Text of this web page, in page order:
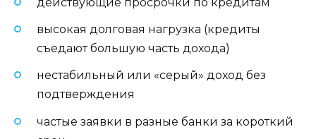
высокая долговая нагрузка (кредиты
съедают большую часть дохода)
нестабильный или «серый» доход без
подтверждения
частые заявки в разные банки за короткий